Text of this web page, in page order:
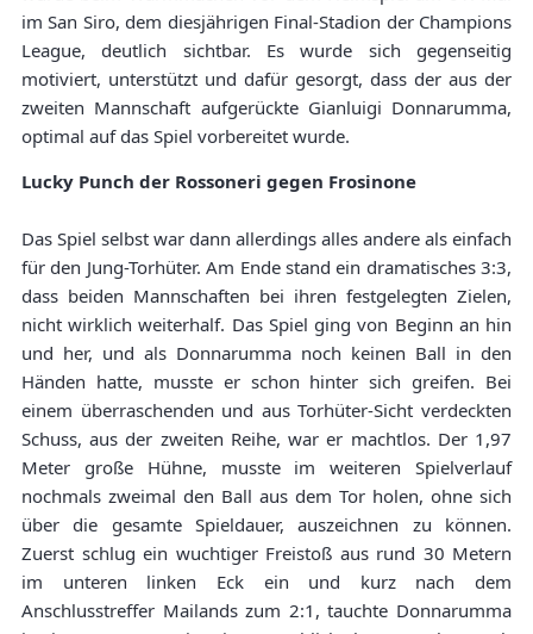
im San Siro, dem diesjährigen Final-Stadion der Champions
League, deutlich sichtbar. Es wurde sich gegenseitig
motiviert, unterstützt und dafür gesorgt, dass der aus der
zweiten Mannschaft aufgerückte Gianluigi Donnarumma,
optimal auf das Spiel vorbereitet wurde.
Lucky Punch der Rossoneri gegen Frosinone
Das Spiel selbst war dann allerdings alles andere als einfach
für den Jung-Torhüter. Am Ende stand ein dramatisches 3:3,
dass beiden Mannschaften bei ihren festgelegten Zielen,
nicht wirklich weiterhalf. Das Spiel ging von Beginn an hin
und her, und als Donnarumma noch keinen Ball in den
Händen hatte, musste er schon hinter sich greifen. Bei
einem überraschenden und aus Torhüter-Sicht verdeckten
Schuss, aus der zweiten Reihe, war er machtlos. Der 1,97
Meter große Hühne, musste im weiteren Spielverlauf
nochmals zweimal den Ball aus dem Tor holen, ohne sich
über die gesamte Spieldauer, auszeichnen zu können.
Zuerst schlug ein wuchtiger Freistoß aus rund 30 Metern
im unteren linken Eck ein und kurz nach dem
Anschlusstreffer Mailands zum 2:1, tauchte Donnarumma